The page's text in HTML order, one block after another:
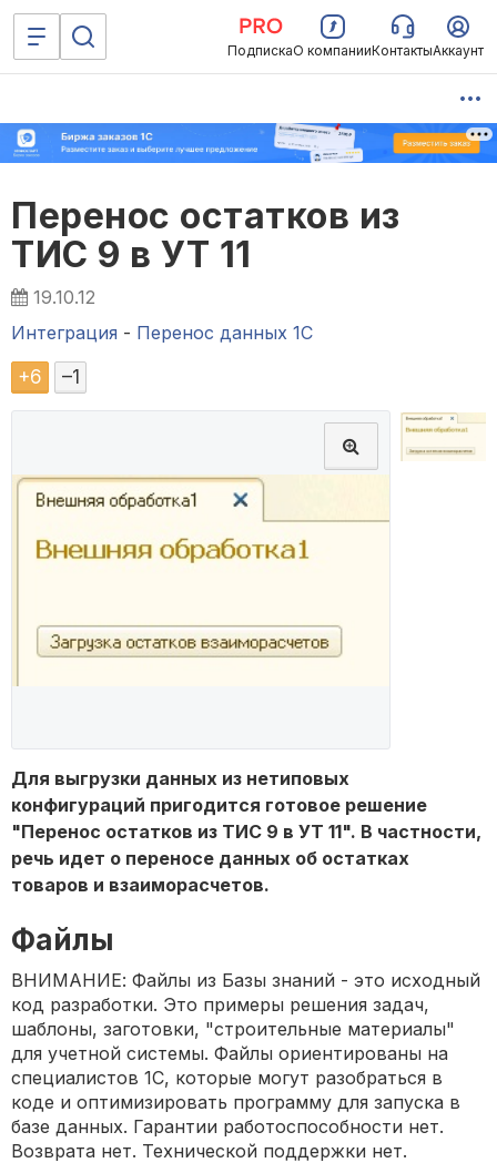
ПодпискаО компанииКонтактыАккаунт
Перенос остатков из
ТИС 9 в УТ 11
19.10.12
Интеграция - Перенос данных 1C
+6 –1
Для выгрузки данных из нетиповых
конфигураций пригодится готовое решение
"Перенос остатков из ТИС 9 в УТ 11". В частности,
речь идет о переносе данных об остатках
товаров и взаиморасчетов.
Файлы
ВНИМАНИЕ: Файлы из Базы знаний - это исходный
код разработки. Это примеры решения задач,
шаблоны, заготовки, "строительные материалы"
для учетной системы. Файлы ориентированы на
специалистов 1С, которые могут разобраться в
коде и оптимизировать программу для запуска в
базе данных. Гарантии работоспособности нет.
Возврата нет. Технической поддержки нет.